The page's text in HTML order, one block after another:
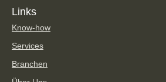
Links
Know-how
Services
Branchen